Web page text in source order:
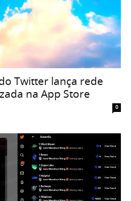
Twitter lança rede
na App Store
0